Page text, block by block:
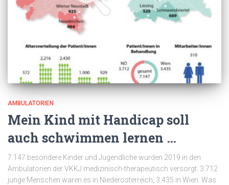
AMBULATORIEN
Mein Kind mit Handicap soll
auch schwimmen lernen …
7.147 besondere Kinder und Jugendliche wurden 2019 in den
Ambulatorien der VKKJ medizinisch-therapeutisch versorgt. 3.712
junge Menschen waren es in Niederösterreich, 3.435 in Wien. Was